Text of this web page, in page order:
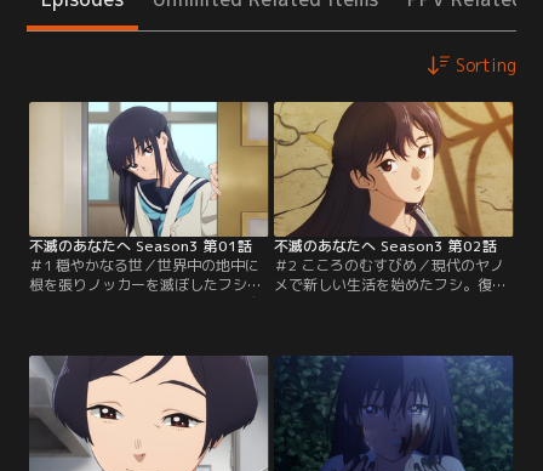
Sorting
不滅のあなたへ Season3 第01話
＃1 穏やかなる世／世界中の地中に
根を張りノッカーを滅ぼしたフシ。
長い眠りから目を覚ますとそこは自
学生のユーキと出会い、仮の住まい
を得る。同じ街に暮らす少女ミズハ
は学業・スポーツ優秀である一方、
母親との関係に悩んでいた。フシと
ミズハ、2人が出会う時、新たな物
語が動き始める。
不滅のあなたへ Season3 第02話
＃2 こころのむすびめ／現代のヤノ
メで新しい生活を始めたフシ。復活
うことに。その頃、ミズハが忽然と
姿を消してしまう。同級生のハンナ
もミズハに憧れるユーキも心配でな
らない。ミズハとの会話を振り返
り、不安を募らせるハンナは……。